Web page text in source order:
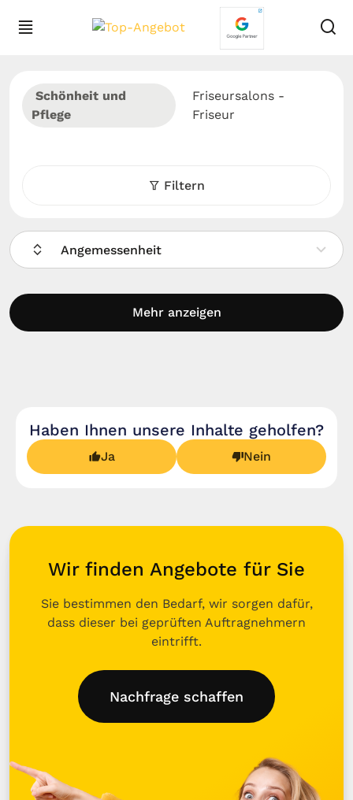
Schönheit und
Pflege
Friseursalons -
Friseur
Filtern
Angemessenheit
Mehr anzeigen
Haben Ihnen unsere Inhalte geholfen?
Ja Nein
Wir finden Angebote für Sie
Sie bestimmen den Bedarf, wir sorgen dafür,
dass dieser bei geprüften Auftragnehmern
eintrifft.
Nachfrage schaffen